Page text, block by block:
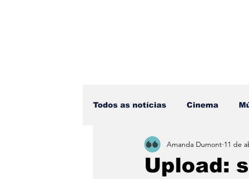
Todos as notícias Cinema
Upload:
Amanda Dumont 11 de